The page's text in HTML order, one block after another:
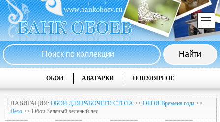
ОБОИ АВАТАРКИ ПОПУЛЯРНОЕ
НАВИГАЦИЯ: ОБОИ ДЛЯ РАБОЧЕГО СТОЛА >> ОБОИ Времена года >>
Лето >> Обои Зеленый зеленый лес